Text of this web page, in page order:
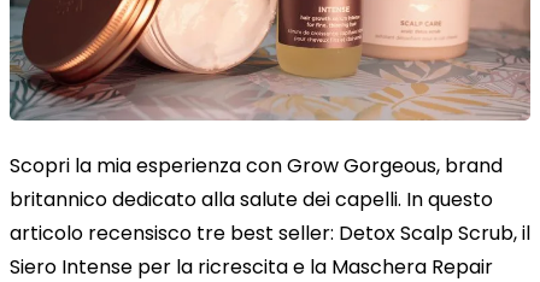
Scopri la mia esperienza con Grow Gorgeous, brand
britannico dedicato alla salute dei capelli. In questo
articolo recensisco tre best seller: Detox Scalp Scrub, il
Siero Intense per la ricrescita e la Maschera Repair